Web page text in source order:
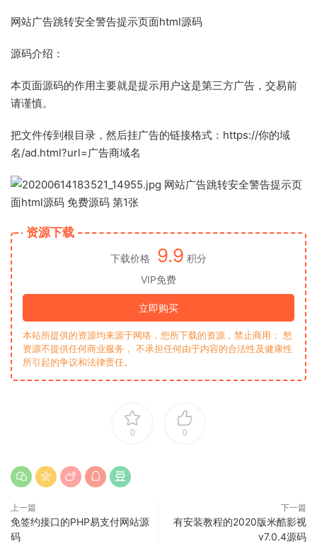
网站广告跳转安全警告提示页面html源码
源码介绍：
本页面源码的作用主要就是提示用户这是第三方广告，交易前
请谨慎。
把文件传到根目录，然后挂广告的链接格式：https://你的域
名/ad.html?url=广告商域名
资源下载
下载价格 9.9 积分
VIP免费
立即购买
本站所提供的资源均来源于网络，您所下载的资源，禁止商用； 愁
资源不提供任何商业服务， 不承担任何由于内容的合法性及健康性
所引起的争议和法律责任。
0 0
上一篇
免签约接口的PHP易支付网站源
码
下一篇
有安装教程的2020版米酷影视
v7.0.4源码